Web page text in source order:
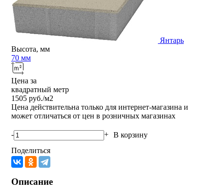
Янтарь
Высота, мм
70 мм
Цена за
квадратный метр
1505 руб./м2
Цена действительна только для интернет-магазина и
может отличаться от цен в розничных магазинах
- + В корзину
Поделиться
Описание